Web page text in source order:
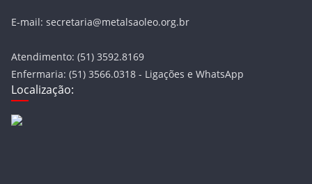
E-mail: secretaria@metalsaoleo.org.br
Atendimento: (51) 3592.8169
Enfermaria: (51) 3566.0318 - Ligações e WhatsApp
Localização: